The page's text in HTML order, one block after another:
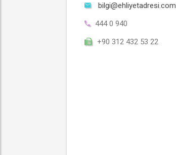
bilgi@ehliyetadresi.com
444 0 940
+90 312 432 53 22